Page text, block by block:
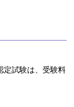
定試験は、受験料